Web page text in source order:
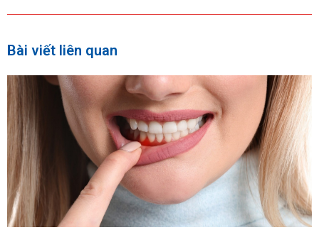
Bài viết liên quan